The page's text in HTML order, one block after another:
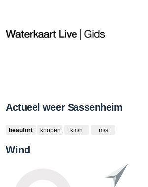
Actueel weer Sassenheim
beaufort knopen km/h m/s
Wind